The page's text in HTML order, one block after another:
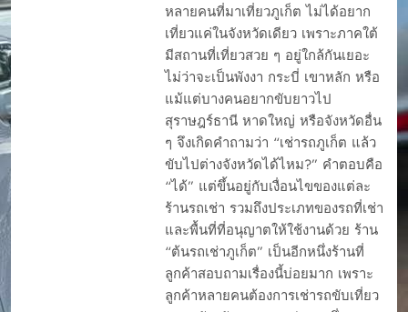
หลายคนที่มาเที่ยวภูเก็ต ไม่ได้อยาก
เที่ยวแค่ในจังหวัดเดียว เพราะภาคใต้
มีสถานที่เที่ยวสวย ๆ อยู่ใกล้กันเยอะ
ไม่ว่าจะเป็นพังงา กระบี่ เขาหลัก หรือ
แม้แต่บางคนอยากขับยาวไป
สุราษฎร์ธานี หาดใหญ่ หรือจังหวัดอื่น
ๆ จึงเกิดคำถามว่า “เช่ารถภูเก็ต แล้ว
ขับไปต่างจังหวัดได้ไหม?” คำตอบคือ
“ได้” แต่ขึ้นอยู่กับเงื่อนไขของแต่ละ
ร้านรถเช่า รวมถึงประเภทของรถที่เช่า
และพื้นที่ที่อนุญาตให้ใช้งานด้วย ร้าน
“ต้นรถเช่าภูเก็ต” เป็นอีกหนึ่งร้านที่
ลูกค้าสอบถามเรื่องนี้บ่อยมาก เพราะ
ลูกค้าหลายคนต้องการเช่ารถขับเที่ยว